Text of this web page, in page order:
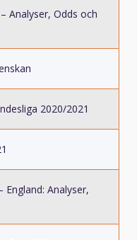
Analyser, Odds och
2020/2021
England: Analyser,